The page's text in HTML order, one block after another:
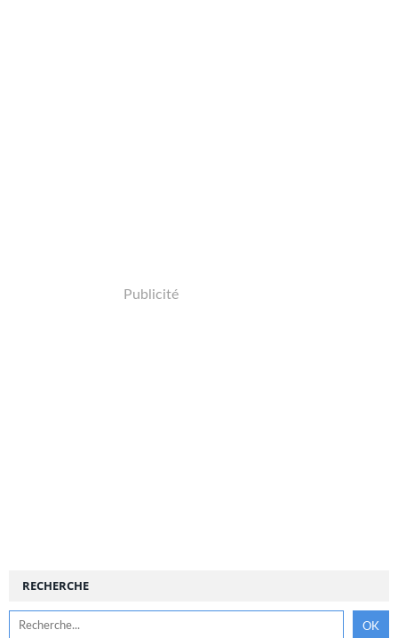
Publicité
RECHERCHE